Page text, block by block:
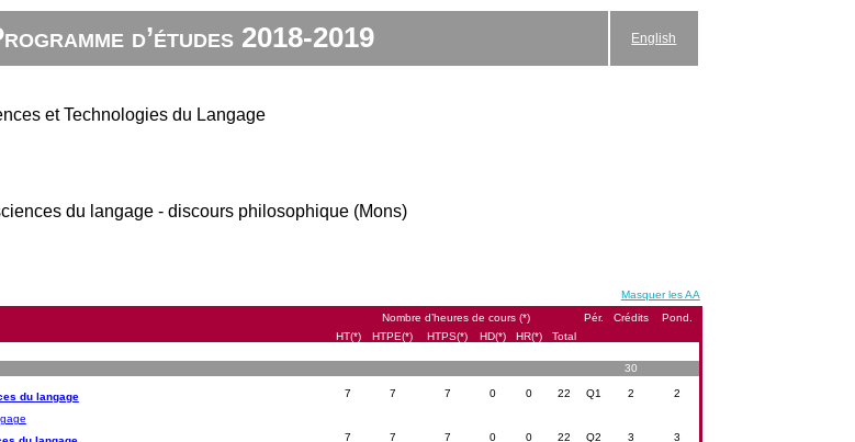
d’études 2018-2019 English
et Technologies du Langage
du langage - discours philosophique (Mons)
Masquer les AA
Nombre d’heures de cours (*) Pér. Crédits
Pond.
HT(*)
HTPE(*) HTPS(*) HD(*) HR(*)
Total
30
du langage 7 7 7 0 0 22 Q1 2 2
7 7 7 0 0 22 Q2 3 3